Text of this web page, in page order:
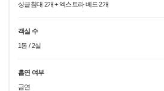
싱글침대 2개 + 엑스트라 베드 2개
객실 수
1동 / 2실
흡연 여부
금연